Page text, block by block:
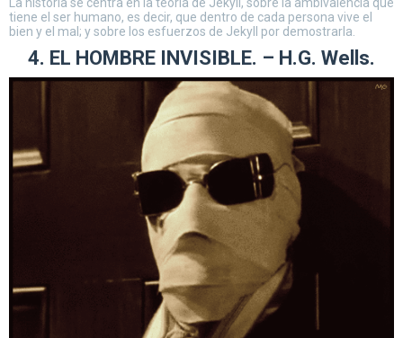
La historia se centra en la teoría de Jekyll, sobre la ambivalencia que
tiene el ser humano, es decir, que dentro de cada persona vive el
bien y el mal; y sobre los esfuerzos de Jekyll por demostrarla.
4. EL HOMBRE INVISIBLE. – H.G. Wells.